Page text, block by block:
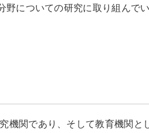
についての研究に取り組んで
機関であり、そして教育機関と